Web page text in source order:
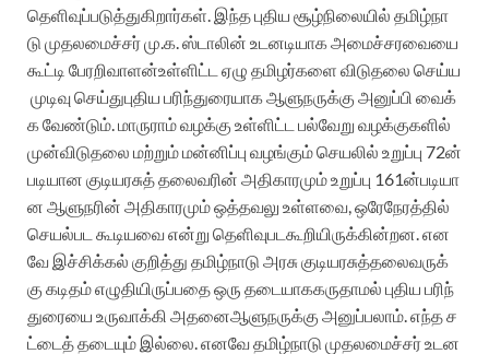
தெளிவுப்படுத்துகிறார்கள் இந்தபுதிய சூழ்நிலையில் தமிழ்நா
டு முதலமைச்சர்மு க ஸ்டாலின் உடனடியாகஅமைச்சரவையை
கூட்டி பேரறிவாளன்உள்ளிட்ட ஏழு தமிழர்களை விடுதலை செய்ய
முடிவு செய்துபுதிய பரிந்துரையாகஆளுநருக்கு அனுப்பி வைக்
கவேண்டும் மாருராம்வழக்கு உள்ளிட்ட பல்வேறு வழக்குகளில்
முன்விடுதலை மற்றும்மன்னிப்பு வழங்கும்செயலில் உறுப்பு 72ன்
படியான குடியரசுத்தலைவரின் அதிகாரமும்உறுப்பு 161ன்படியா
ன ஆளுநரின் அதிகாரமும்ஒத்தவலு உள்ளவை ஒரேநேரத்தில்
செயல்பட கூடியவை என்று தெளிவுபட கூறியிருக்கின்றன என
வே இச்சிக்கல் குறித்து தமிழ்நாடு அரசுகுடியரசுத்தலைவருக்
கு கடிதம்எழுதியிருப்பதைஒரு தடையாககருதாமல் புதிய பரிந்
துரையை உருவாக்கி அதனைஆளுநருக்கு அனுப்பலாம் எந்தச
ட்டைத்தடையும் இல்லை எனவே தமிழ்நாடு முதலமைச்சர்உடன